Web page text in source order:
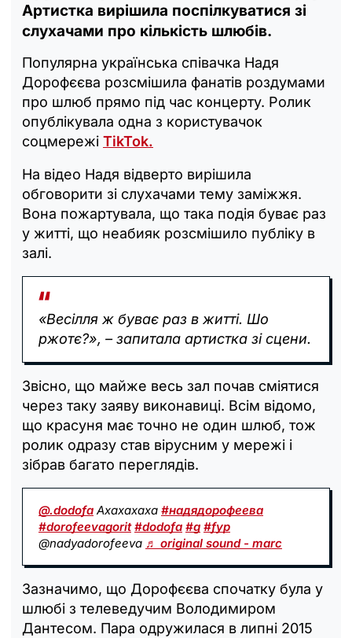
Артистка вирішила поспілкуватися зі
слухачами про кількість шлюбів.
Популярна українська співачка Надя
Дорофєєва розсмішила фанатів роздумами
про шлюб прямо під час концерту. Ролик
опублікувала одна з користувачок
соцмережі TikTok.
На відео Надя відверто вирішила
обговорити зі слухачами тему заміжжя.
Вона пожартувала, що така подія буває раз
у житті, що неабияк розсмішило публіку в
залі.
«Весілля ж буває раз в житті. Шо
ржотє?», – запитала артистка зі сцени.
Звісно, що майже весь зал почав сміятися
через таку заяву виконавиці. Всім відомо,
що красуня має точно не один шлюб, тож
ролик одразу став вірусним у мережі і
зібрав багато переглядів.
@.dodofa Ахахахаха #надядорофеева
#dorofeevagorit #dodofa #g #fyp
@nadyadorofeeva ♬ original sound - marc
Зазначимо, що Дорофєєва спочатку була у
шлюбі з телеведучим Володимиром
Дантесом. Пара одружилася в липні 2015